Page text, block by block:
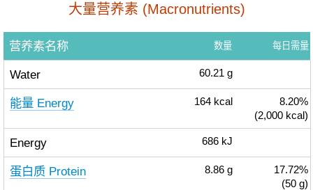
大量营养素 (Macronutrients)
营养素名称 数量 每日需量
Water 60.21 g
能量 Energy 164 kcal
8.20%
(2,000 kcal)
Energy 686 kJ
蛋白质 Protein 8.86 g
17.72%
(50 g)